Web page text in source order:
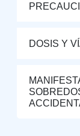
DOSIS Y